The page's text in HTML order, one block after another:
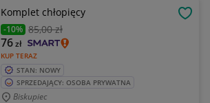
Komplet chłopięcy
-10% 85,00 zł
KUP TERAZ
76zł
STAN: NOWY
SPRZEDAJĄCY: OSOBA PRYWATNA
Biskupiec